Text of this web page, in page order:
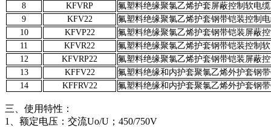
8
KFVRP
氟塑料绝缘聚氯乙烯护套屏蔽控制软电缆
9
KFV22
氟塑料绝缘聚氯乙烯护套钢带铠装控制
10
KFVP22
氟塑料绝缘聚氯乙烯护套钢带铠装屏蔽
11
KFVR22
氟塑料绝缘聚氯乙烯护套钢带铠装控制
12
KFVRP22
氟塑料绝缘聚氯乙烯护套钢带铠装屏蔽
13
KFFV22
氟塑料绝缘和内护套聚氯乙烯外护套钢
14
KFFRV22 氟塑料绝缘和内护套聚氯乙烯外护套钢
三、使用特性：
1、额定电压：交流Uo/U；450/750V